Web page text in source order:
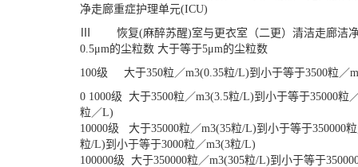
净走廊重症护理单元(ICU)
恢复(麻醉苏醒)室与更衣室（二更）清洁走廊洁
0.5μm的尘粒数 大于等于5μm的尘粒数
100级 大于350粒／m3(0.35粒/L)到小于等于3500粒／
0 1000级 大于3500粒／m3(3.5粒/L)到小于等于35000粒
粒／L)
10000级 大于35000粒／m3(35粒/L)到小于等于350000
粒/L)到小于等于3000粒／m3(3粒/L)
100000级 大于350000粒／m3(305粒/L)到小于等于